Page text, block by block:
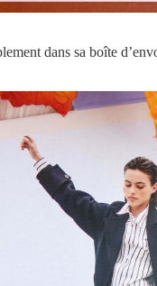
dans sa boîte